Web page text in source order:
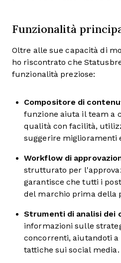
Funzionalità
Oltre alle sue capacità di
ho riscontrato che
funzionalità preziose:
Compositore di
funzione aiuta il team a
qualità con facilità,
suggerire miglioramenti
Workflow di
strutturato per
garantisce che tutti i
del marchio prima della
Strumenti di analisi dei
informazioni sulle
concorrenti, aiutandoti
tattiche sui social media.